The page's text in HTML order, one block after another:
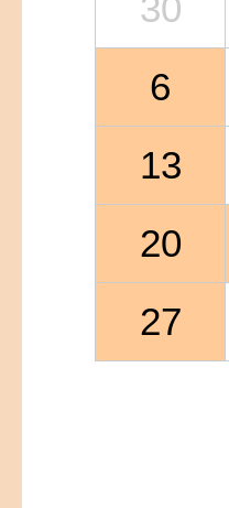
6
13
20
27